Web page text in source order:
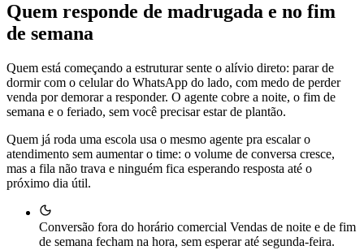
Quem responde de madrugada e no fim
de semana
Quem está começando a estruturar sente o alívio direto: parar de
dormir com o celular do WhatsApp do lado, com medo de perder
venda por demorar a responder. O agente cobre a noite, o fim de
semana e o feriado, sem você precisar estar de plantão.
Quem já roda uma escola usa o mesmo agente pra escalar o
atendimento sem aumentar o time: o volume de conversa cresce,
mas a fila não trava e ninguém fica esperando resposta até o
próximo dia útil.
Conversão fora do horário comercial Vendas de noite e de fim
de semana fecham na hora, sem esperar até segunda-feira.